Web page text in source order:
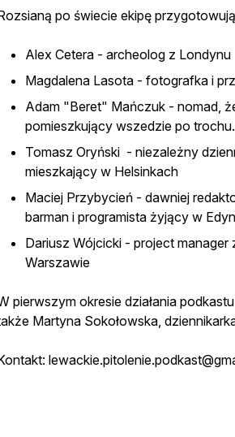
po świecie ekipę
Alex Cetera - archeolog z Londynu
Magdalena Lasota - fotografka i
Adam "Beret" Mańczuk - nomad,
pomieszkujący wszedzie po trochu.
Tomasz Oryński - niezależny
mieszkający w Helsinkach
Maciej Przybycień - dawniej
barman i programista żyjący w
Dariusz Wójcicki - project
Warszawie
pierwszym okresie działania
Martyna Sokołowska,